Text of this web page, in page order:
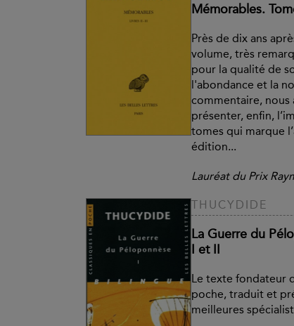
Mémorables.
Près de dix ans
volume, très
pour la qualité de
l'abondance et la
commentaire, nous
présenter, enfin,
tomes qui marque
édition...
Lauréat du Prix
THUCYDIDE
La Guerre du
I et II
Le texte fondateur
poche, traduit et
meilleures